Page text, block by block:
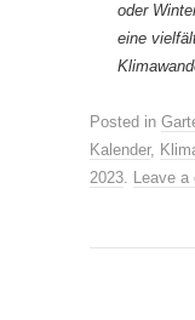
oder
eine
Posted in
Kalender,
2023. Leave a